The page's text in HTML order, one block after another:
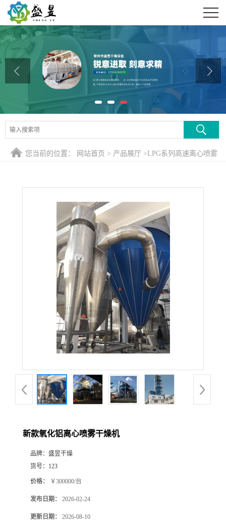
公司首页
公司介绍
公司动态
产品展厅
证书荣誉
联系方式
您当前的位置： 网站首页 > 产品展厅 >LPG系列高速离心喷雾
新款氧化铝离心喷雾干燥机
品牌： 盛昱干燥
货号： 123
价格： ￥300000/台
发布日期： 2026-02-24
更新日期： 2026-08-10